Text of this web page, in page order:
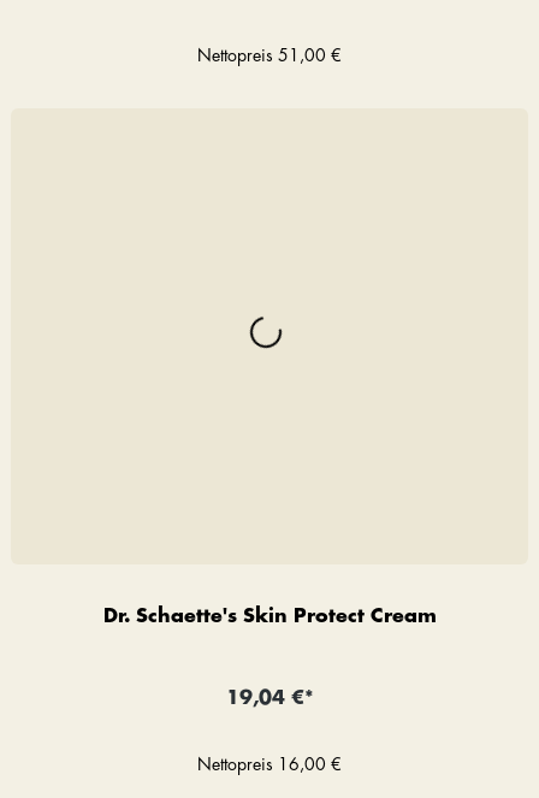
Nettopreis 51,00 €
Dr. Schaette's Skin Protect Cream
19,04 €*
Nettopreis 16,00 €